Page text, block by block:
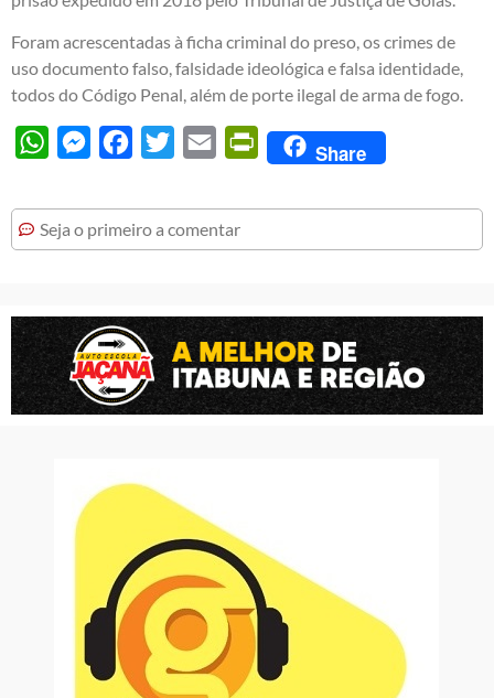
Foram acrescentadas à ficha criminal do preso, os crimes de
uso documento falso, falsidade ideológica e falsa identidade,
todos do Código Penal, além de porte ilegal de arma de fogo.
WhatsAppMessengerFacebook
Twitter Email PrintFriendly
Share
Seja o primeiro a comentar